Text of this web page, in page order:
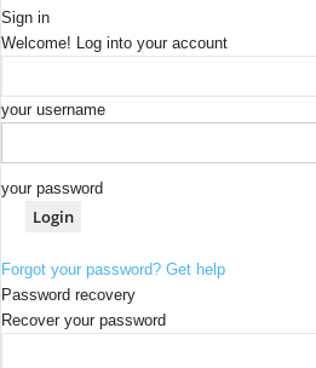
Sign in
Welcome! Log into your account
your username
your password
Forgot your password? Get help
Password recovery
Recover your password